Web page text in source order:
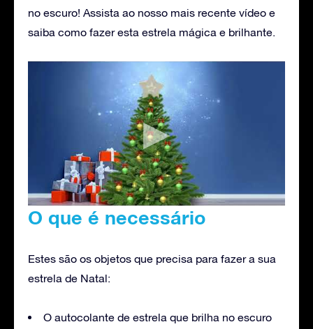
no escuro! Assista ao nosso mais recente vídeo e
saiba como fazer esta estrela mágica e brilhante.
O que é necessário
Estes são os objetos que precisa para fazer a sua
estrela de Natal:
O autocolante de estrela que brilha no escuro